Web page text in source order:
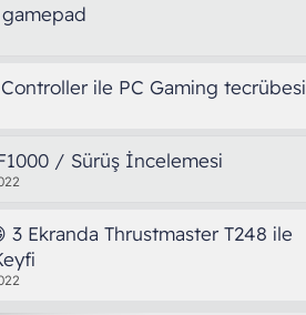
ile PC Gaming tecrübesi
/ Sürüş İncelemesi
3 Ekranda Thrustmaster T248 ile